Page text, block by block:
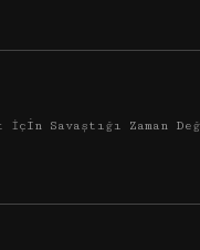
Savaştığı Zaman